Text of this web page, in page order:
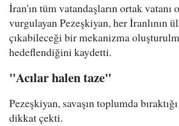
İran'ın tüm vatandaşların ortak vatanı
vurgulayan Pezeşkiyan, her İranlının
çıkabileceği bir mekanizma
hedeflendiğini kaydetti.
"Acılar halen taze"
Pezeşkiyan, savaşın toplumda
dikkat çekti.